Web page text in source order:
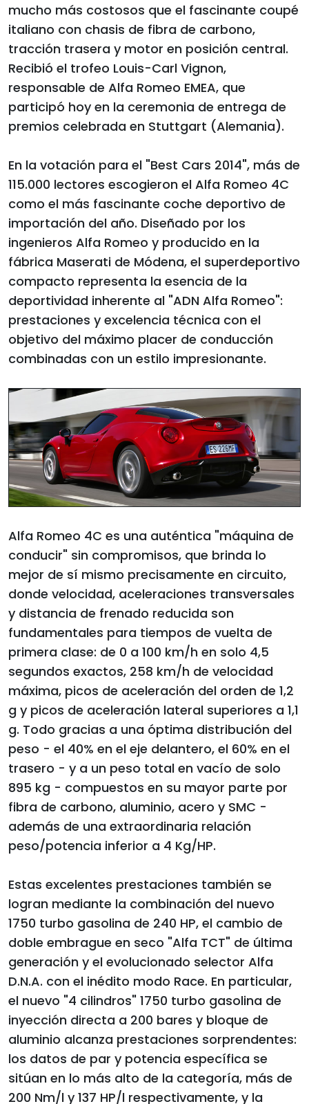
mucho más costosos que el fascinante coupé
italiano con chasis de fibra de carbono,
tracción trasera y motor en posición central.
Recibió el trofeo Louis-Carl Vignon,
responsable de Alfa Romeo EMEA, que
participó hoy en la ceremonia de entrega de
premios celebrada en Stuttgart (Alemania).
En la votación para el "Best Cars 2014", más de
115.000 lectores escogieron el Alfa Romeo 4C
como el más fascinante coche deportivo de
importación del año. Diseñado por los
ingenieros Alfa Romeo y producido en la
fábrica Maserati de Módena, el superdeportivo
compacto representa la esencia de la
deportividad inherente al "ADN Alfa Romeo":
prestaciones y excelencia técnica con el
objetivo del máximo placer de conducción
combinadas con un estilo impresionante.
Alfa Romeo 4C es una auténtica "máquina de
conducir" sin compromisos, que brinda lo
mejor de sí mismo precisamente en circuito,
donde velocidad, aceleraciones transversales
y distancia de frenado reducida son
fundamentales para tiempos de vuelta de
primera clase: de 0 a 100 km/h en solo 4,5
segundos exactos, 258 km/h de velocidad
máxima, picos de aceleración del orden de 1,2
g y picos de aceleración lateral superiores a 1,1
g. Todo gracias a una óptima distribución del
peso - el 40% en el eje delantero, el 60% en el
trasero - y a un peso total en vacío de solo
895 kg - compuestos en su mayor parte por
fibra de carbono, aluminio, acero y SMC -
además de una extraordinaria relación
peso/potencia inferior a 4 Kg/HP.
Estas excelentes prestaciones también se
logran mediante la combinación del nuevo
1750 turbo gasolina de 240 HP, el cambio de
doble embrague en seco "Alfa TCT" de última
generación y el evolucionado selector Alfa
D.N.A. con el inédito modo Race. En particular,
el nuevo "4 cilindros" 1750 turbo gasolina de
inyección directa a 200 bares y bloque de
aluminio alcanza prestaciones sorprendentes:
los datos de par y potencia específica se
sitúan en lo más alto de la categoría, más de
200 Nm/l y 137 HP/l respectivamente, y la